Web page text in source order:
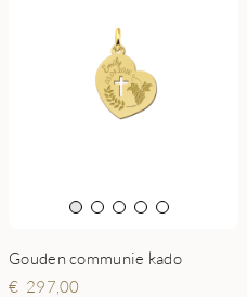
Gouden communie kado
297,00